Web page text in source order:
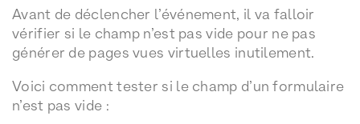
Avant de déclencher l’événement, il va falloir
vérifier si le champ n’est pas vide pour ne pas
générer de pages vues virtuelles inutilement.
Voici comment tester si le champ d’un formulaire
n’est pas vide :